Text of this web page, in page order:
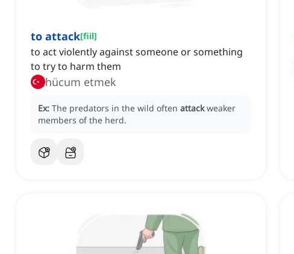
to attack[fiil]
to act violently against someone or something
to try to harm them
hücum etmek
Ex: The predators in the wild often attack weaker
members of the herd.